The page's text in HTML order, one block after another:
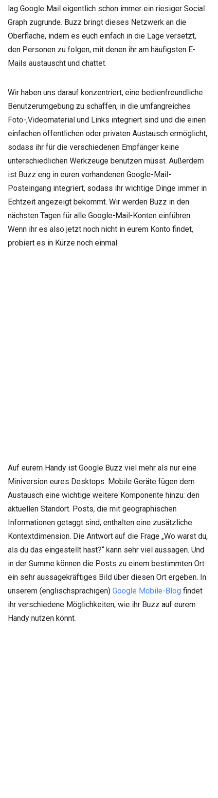
lag Google Mail eigentlich schon immer ein riesiger Social
Graph zugrunde. Buzz bringt dieses Netzwerk an die
Oberfläche, indem es euch einfach in die Lage versetzt,
den Personen zu folgen, mit denen ihr am häufigsten E-
Mails austauscht und chattet.
Wir haben uns darauf konzentriert, eine bedienfreundliche
Benutzerumgebung zu schaffen, in die umfangreiches
Foto-,Videomaterial und Links integriert sind und die einen
einfachen öffentlichen oder privaten Austausch ermöglicht,
sodass ihr für die verschiedenen Empfänger keine
unterschiedlichen Werkzeuge benutzen müsst. Außerdem
ist Buzz eng in euren vorhandenen Google-Mail-
Posteingang integriert, sodass ihr wichtige Dinge immer in
Echtzeit angezeigt bekommt. Wir werden Buzz in den
nächsten Tagen für alle Google-Mail-Konten einführen.
Wenn ihr es also jetzt noch nicht in eurem Konto findet,
probiert es in Kürze noch einmal.
Auf eurem Handy ist Google Buzz viel mehr als nur eine
Miniversion eures Desktops. Mobile Geräte fügen dem
Austausch eine wichtige weitere Komponente hinzu: den
aktuellen Standort. Posts, die mit geographischen
Informationen getaggt sind, enthalten eine zusätzliche
Kontextdimension. Die Antwort auf die Frage „Wo warst du,
als du das eingestellt hast?“ kann sehr viel aussagen. Und
in der Summe können die Posts zu einem bestimmten Ort
ein sehr aussagekräftiges Bild über diesen Ort ergeben. In
unserem (englischsprachigen) Google Mobile-Blog findet
ihr verschiedene Möglichkeiten, wie ihr Buzz auf eurem
Handy nutzen könnt.